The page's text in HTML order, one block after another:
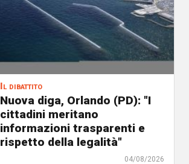
Il dibattito
Nuova diga, Orlando (PD): "I
cittadini meritano
informazioni trasparenti e
rispetto della legalità"
04/08/2026